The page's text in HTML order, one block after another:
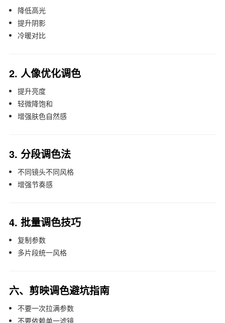
降低高光
提升阴影
冷暖对比
2. 人像优化调色
提升亮度
轻微降饱和
增强肤色自然感
3. 分段调色法
不同镜头不同风格
增强节奏感
4. 批量调色技巧
复制参数
多片段统一风格
六、剪映调色避坑指南
不要一次拉满参数
不要依赖单一滤镜